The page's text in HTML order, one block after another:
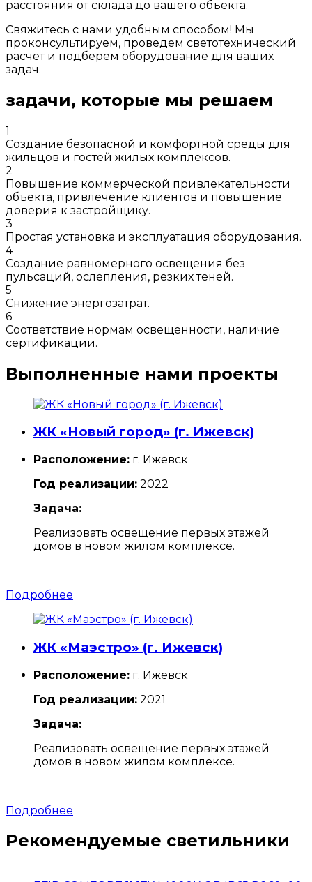
расстояния от склада до вашего объекта.
Свяжитесь с нами удобным способом! Мы
проконсультируем, проведем светотехнический
расчет и подберем оборудование для ваших
задач.
задачи, которые мы решаем
1
Создание безопасной и комфортной среды для
жильцов и гостей жилых комплексов.
2
Повышение коммерческой привлекательности
объекта, привлечение клиентов и повышение
доверия к застройщику.
3
Простая установка и эксплуатация оборудования.
4
Создание равномерного освещения без
пульсаций, ослепления, резких теней.
5
Снижение энергозатрат.
6
Соответствие нормам освещенности, наличие
сертификации.
Выполненные нами проекты
ЖК «Новый город» (г. Ижевск)
Расположение: г. Ижевск
Год реализации: 2022
Задача:
Реализовать освещение первых этажей
домов в новом жилом комплексе.
Подробнее
ЖК «Маэстро» (г. Ижевск)
Расположение: г. Ижевск
Год реализации: 2021
Задача:
Реализовать освещение первых этажей
домов в новом жилом комплексе.
Подробнее
Рекомендуемые светильники